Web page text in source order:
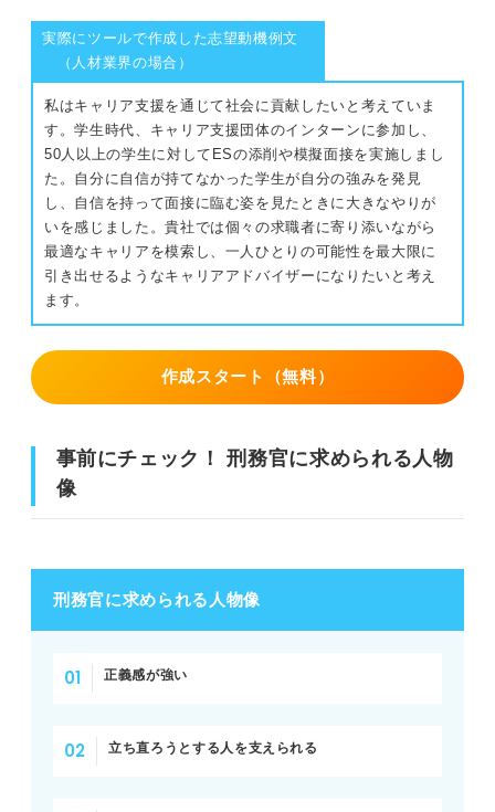
実際にツールで作成した志望動機例文
（人材業界の場合）
私はキャリア支援を通じて社会に貢献したいと考えていま
す。学生時代、キャリア支援団体のインターンに参加し、
50人以上の学生に対してESの添削や模擬面接を実施しまし
た。自分に自信が持てなかった学生が自分の強みを発見
し、自信を持って面接に臨む姿を見たときに大きなやりが
いを感じました。貴社では個々の求職者に寄り添いながら
最適なキャリアを模索し、一人ひとりの可能性を最大限に
引き出せるようなキャリアアドバイザーになりたいと考え
ます。
作成スタート（無料）
事前にチェック！ 刑務官に求められる人物
像
刑務官に求められる人物像
正義感が強い
立ち直ろうとする人を支えられる